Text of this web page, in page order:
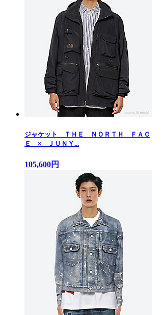
ジャケット ＴＨＥ ＮＯＲＴＨ ＦＡＣ
Ｅ × ＪＵＮＹ...
105,600円